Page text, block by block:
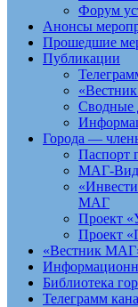
Форум
Анонсы
Прошедшие
Публикации
Города —
Паспорт
МАГ-
МАГ
Проект
Проект
«Вестник
Библиотека
Телеграмм